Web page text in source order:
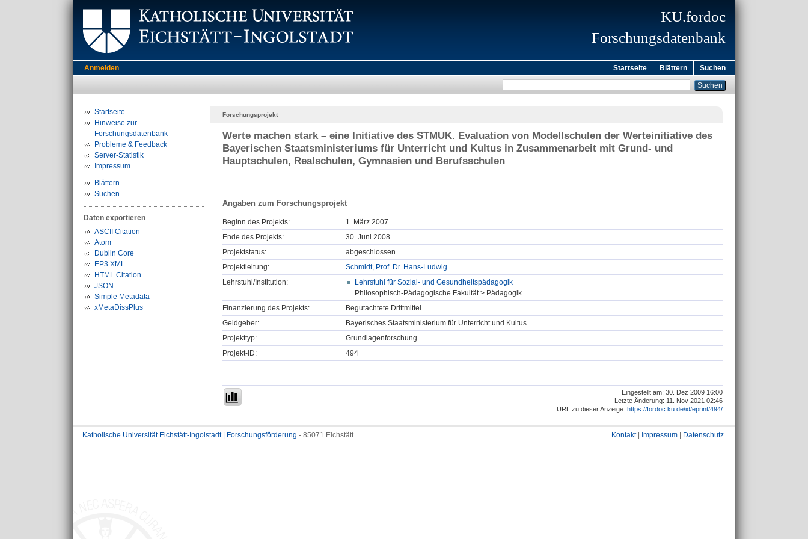
KU.fordoc
Forschungsdatenbank
Anmelden Startseite Blättern Suchen
Startseite
Hinweise zur
Forschungsdatenbank
Probleme & Feedback
Server-Statistik
Impressum
Blättern
Suchen
Daten exportieren
ASCII Citation
Atom
Dublin Core
EP3 XML
HTML Citation
JSON
Simple Metadata
xMetaDissPlus
Forschungsprojekt
Werte machen stark – eine Initiative des STMUK. Evaluation von Modellschulen der Werteinitiative des
Bayerischen Staatsministeriums für Unterricht und Kultus in Zusammenarbeit mit Grund- und
Hauptschulen, Realschulen, Gymnasien und Berufsschulen
Angaben zum Forschungsprojekt
Beginn des Projekts:
1. März 2007
Ende des Projekts:
30. Juni 2008
Projektstatus:
abgeschlossen
Projektleitung:
Schmidt, Prof. Dr. Hans-Ludwig
Lehrstuhl/Institution:
Lehrstuhl für Sozial- und Gesundheitspädagogik
Philosophisch-Pädagogische Fakultät > Pädagogik
Finanzierung des Projekts:
Begutachtete Drittmittel
Geldgeber:
Bayerisches Staatsministerium für Unterricht und Kultus
Projekttyp:
Grundlagenforschung
Projekt-ID:
494
Eingestellt am: 30. Dez 2009 16:00
Letzte Änderung: 11. Nov 2021 02:46
URL zu dieser Anzeige: https://fordoc.ku.de/id/eprint/494/
Katholische Universität Eichstätt-Ingolstadt | Forschungsförderung - 85071 Eichstätt Kontakt| Impressum Datenschutz